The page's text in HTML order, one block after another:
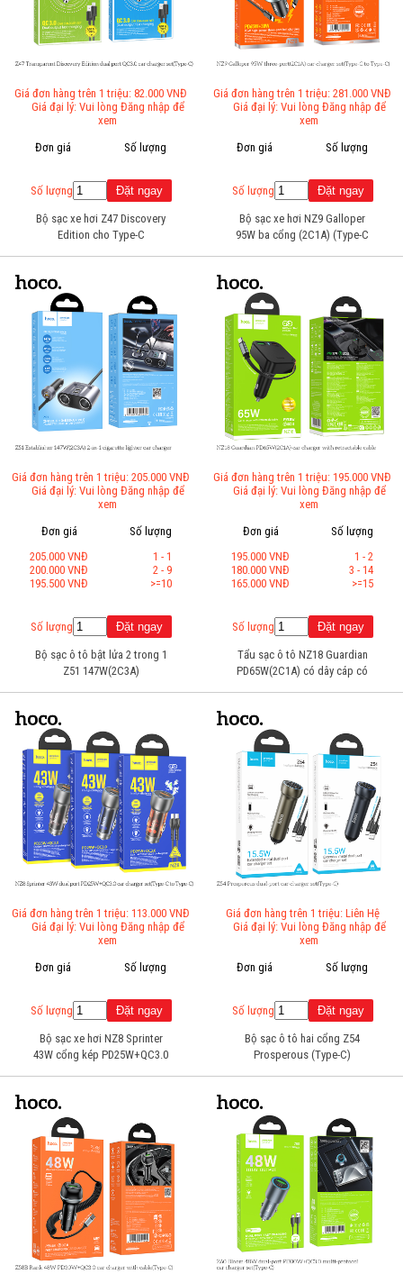
Giá đơn hàng trên 1 triệu: 82.000 VNĐ
Giá đại lý: Vui lòng Đăng nhập để
xem
Đơn giá
Số lượng
Số lượng
Bộ sạc xe hơi Z47 Discovery
Edition cho Type-C
Giá đơn hàng trên 1 triệu: 281.000 VNĐ
Giá đại lý: Vui lòng Đăng nhập để
xem
Đơn giá
Số lượng
Số lượng
Bộ sạc xe hơi NZ9 Galloper
95W ba cổng (2C1A) (Type-C
Giá đơn hàng trên 1 triệu: 205.000 VNĐ
Giá đại lý: Vui lòng Đăng nhập để
xem
Đơn giá
205.000 VNĐ
200.000 VNĐ
195.500 VNĐ
Số lượng
1 - 1
2 - 9
>=10
Số lượng
Bộ sạc ô tô bật lửa 2 trong 1
Z51 147W(2C3A)
Giá đơn hàng trên 1 triệu: 195.000 VNĐ
Giá đại lý: Vui lòng Đăng nhập để
xem
Đơn giá
195.000 VNĐ
180.000 VNĐ
165.000 VNĐ
Số lượng
1 - 2
3 - 14
>=15
Số lượng
Tẩu sạc ô tô NZ18 Guardian
PD65W(2C1A) có dây cáp có
Giá đơn hàng trên 1 triệu: 113.000 VNĐ
Giá đại lý: Vui lòng Đăng nhập để
xem
Đơn giá
Số lượng
Số lượng
Bộ sạc xe hơi NZ8 Sprinter
43W cổng kép PD25W+QC3.0
Giá đơn hàng trên 1 triệu: Liên Hệ
Giá đại lý: Vui lòng Đăng nhập để
xem
Đơn giá
Số lượng
Số lượng
Bộ sạc ô tô hai cổng Z54
Prosperous (Type-C)